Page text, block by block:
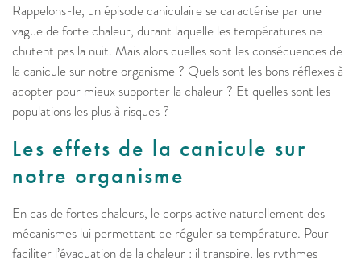
Rappelons-le, un épisode caniculaire se caractérise par une
vague de forte chaleur, durant laquelle les températures ne
chutent pas la nuit. Mais alors quelles sont les conséquences de
la canicule sur notre organisme ? Quels sont les bons réflexes à
adopter pour mieux supporter la chaleur ? Et quelles sont les
populations les plus à risques ?
Les effets de la canicule sur
notre organisme
En cas de fortes chaleurs, le corps active naturellement des
mécanismes lui permettant de réguler sa température. Pour
faciliter l’évacuation de la chaleur : il transpire, les rythmes